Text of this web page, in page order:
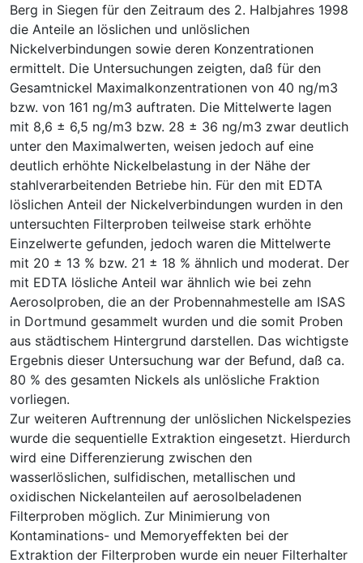
Berg in Siegen für den Zeitraum des 2. Halbjahres 1998
die Anteile an löslichen und unlöslichen
Nickelverbindungen sowie deren Konzentrationen
ermittelt. Die Untersuchungen zeigten, daß für den
Gesamtnickel Maximalkonzentrationen von 40 ng/m3
bzw. von 161 ng/m3 auftraten. Die Mittelwerte lagen
mit 8,6 ± 6,5 ng/m3 bzw. 28 ± 36 ng/m3 zwar deutlich
unter den Maximalwerten, weisen jedoch auf eine
deutlich erhöhte Nickelbelastung in der Nähe der
stahlverarbeitenden Betriebe hin. Für den mit EDTA
löslichen Anteil der Nickelverbindungen wurden in den
untersuchten Filterproben teilweise stark erhöhte
Einzelwerte gefunden, jedoch waren die Mittelwerte
mit 20 ± 13 % bzw. 21 ± 18 % ähnlich und moderat. Der
mit EDTA lösliche Anteil war ähnlich wie bei zehn
Aerosolproben, die an der Probennahmestelle am ISAS
in Dortmund gesammelt wurden und die somit Proben
aus städtischem Hintergrund darstellen. Das wichtigste
Ergebnis dieser Untersuchung war der Befund, daß ca.
80 % des gesamten Nickels als unlösliche Fraktion
vorliegen.
Zur weiteren Auftrennung der unlöslichen Nickelspezies
wurde die sequentielle Extraktion eingesetzt. Hierdurch
wird eine Differenzierung zwischen den
wasserlöslichen, sulfidischen, metallischen und
oxidischen Nickelanteilen auf aerosolbeladenen
Filterproben möglich. Zur Minimierung von
Kontaminations- und Memoryeffekten bei der
Extraktion der Filterproben wurde ein neuer Filterhalter